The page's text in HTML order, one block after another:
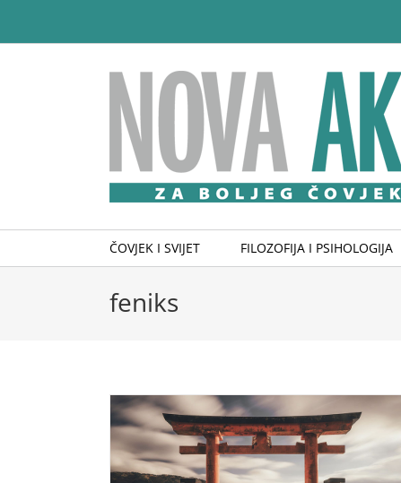
content
ČOVJEK I SVIJET FILOZOFIJA I PSIHOLOGIJA
feniks